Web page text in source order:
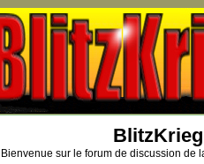
BlitzKrieg
Bienvenue sur le forum de discussion de